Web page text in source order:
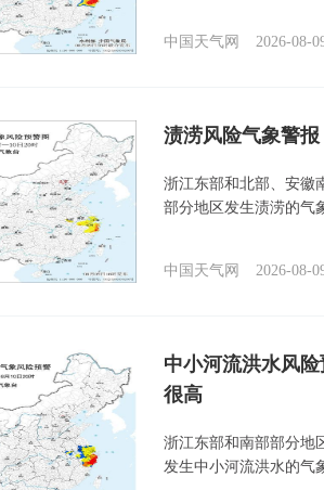
中国天气网 2026-08-
渍涝风险气象警
浙江东部和北部、安徽
部分地区发生渍涝的气
中国天气网 2026-08-
中小河流洪水风
很高
浙江东部和南部部分地
发生中小河流洪水的气